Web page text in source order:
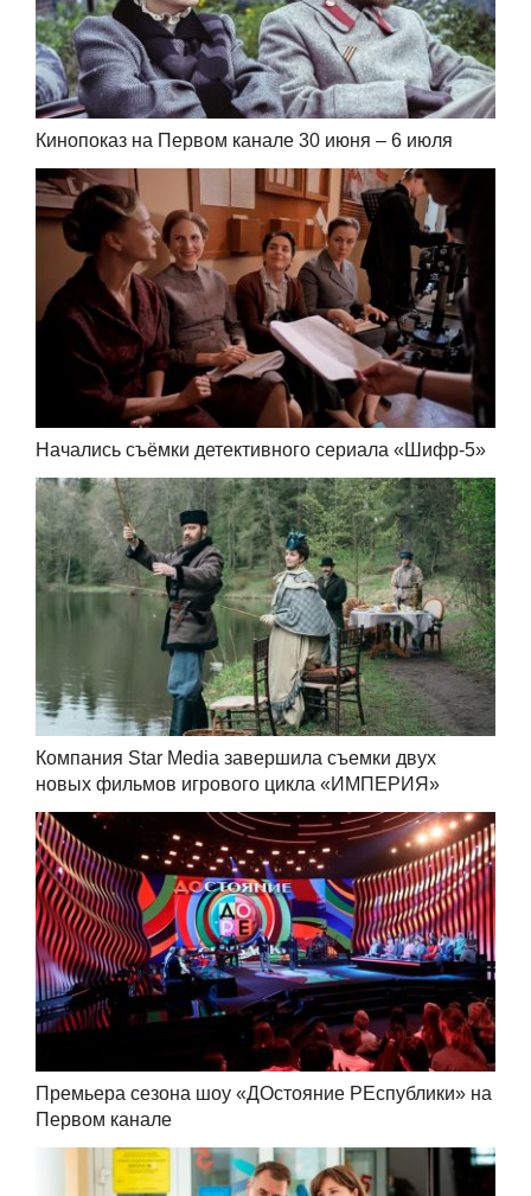
Кинопоказ на Первом канале 30 июня – 6 июля
Начались съёмки детективного сериала «Шифр-5»
Компания Star Media завершила съемки двух
новых фильмов игрового цикла «ИМПЕРИЯ»
Премьера сезона шоу «ДОстояние РЕспублики» на
Первом канале